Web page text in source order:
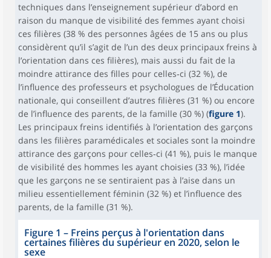
techniques dans l’enseignement supérieur d’abord en
raison du manque de visibilité des femmes ayant choisi
ces filières (38 % des personnes âgées de 15 ans ou plus
considèrent qu’il s’agit de l’un des deux principaux freins à
l’orientation dans ces filières), mais aussi du fait de la
moindre attirance des filles pour celles‑ci (32 %), de
l’influence des professeurs et psychologues de l’Éducation
nationale, qui conseillent d’autres filières (31 %) ou encore
de l’influence des parents, de la famille (30 %) (figure 1).
Les principaux freins identifiés à l’orientation des garçons
dans les filières paramédicales et sociales sont la moindre
attirance des garçons pour celles‑ci (41 %), puis le manque
de visibilité des hommes les ayant choisies (33 %), l’idée
que les garçons ne se sentiraient pas à l’aise dans un
milieu essentiellement féminin (32 %) et l’influence des
parents, de la famille (31 %).
Figure 1 – Freins perçus à l'orientation dans
certaines filières du supérieur en 2020, selon le
sexe